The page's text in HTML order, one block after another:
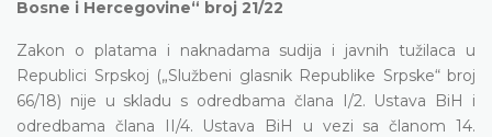
Bosne i Hercegovine“ broj 21/22
Zakon o platama i naknadama sudija i javnih tužilaca u
Republici Srpskoj („Službeni glasnik Republike Srpske“ broj
66/18) nije u skladu s odredbama člana I/2. Ustava BiH i
odredbama člana II/4. Ustava BiH u vezi sa članom 14.